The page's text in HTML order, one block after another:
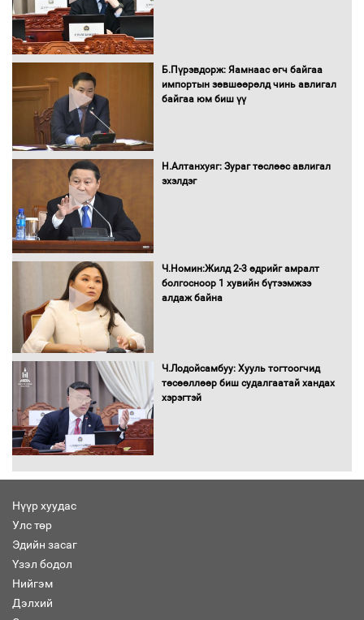
Б.Пүрэвдорж: Яамнаас өгч байгаа
импортын зөвшөөрөлд чинь авлигал
байгаа юм биш үү
Н.Алтанхуяг: Зураг төслөөс авлигал
эхэлдэг
Ч.Номин:Жилд 2-3 өдрийг амралт
болгосноор 1 хувийн бүтээмжээ
алдаж байна
Ч.Лодойсамбуу: Хууль тогтоогчид
төсөөллөөр биш судалгаатай хандах
хэрэгтэй
Нүүр хуудас
Улс төр
Эдийн засаг
Үзэл бодол
Нийгэм
Дэлхий